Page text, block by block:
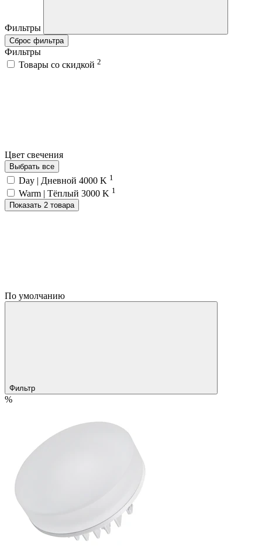
Фильтры
Сброс фильтра
Фильтры
Товары со скидкой 2
Цвет свечения
Выбрать все
Day | Дневной 4000 K 1
Warm | Тёплый 3000 K 1
Показать 2 товара
По умолчанию
Фильтр
%